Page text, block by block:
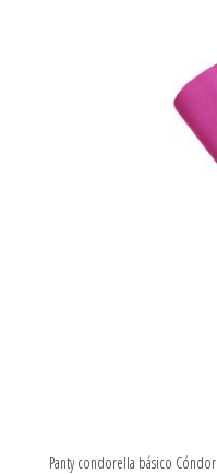
Panty condorella básico Cóndor